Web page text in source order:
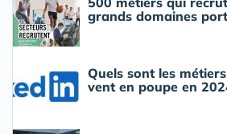
grands domaines
Quels sont les
vent en poupe en